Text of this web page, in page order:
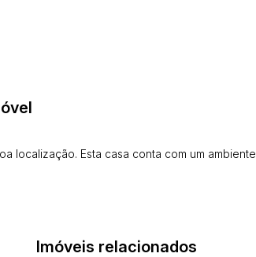
localização. Esta casa conta com um ambiente
Imóveis relacionados